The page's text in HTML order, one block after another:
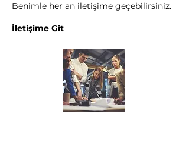
Benimle her an iletişime geçebilirsiniz.
İletişime Git